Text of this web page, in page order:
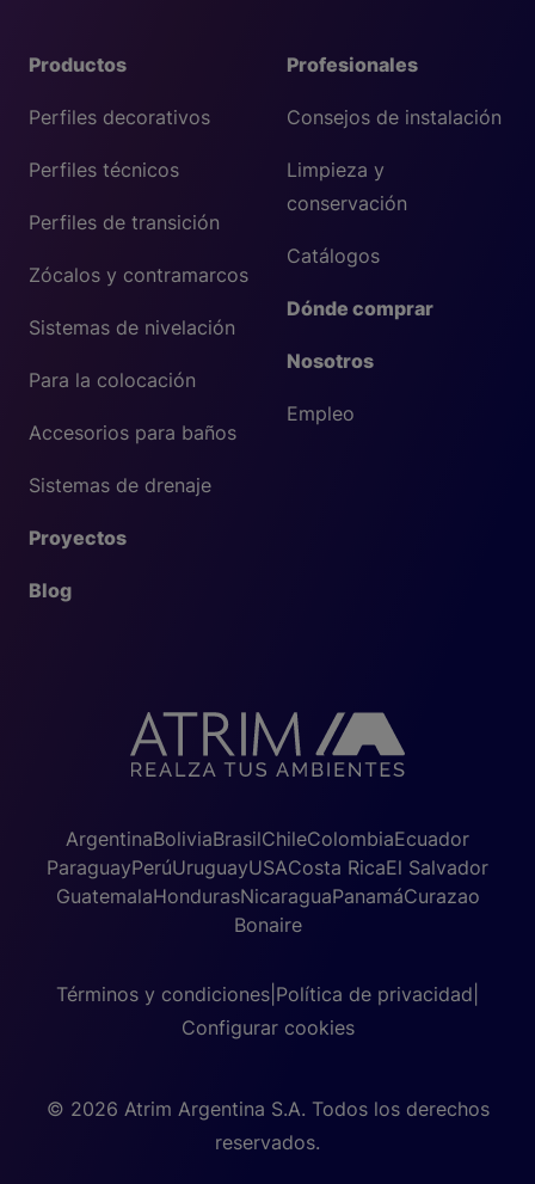
Profesionales
Consejos de instalación
Limpieza y
conservación
Catálogos
Dónde comprar
Nosotros
Empleo
Productos
Perfiles decorativos
Perfiles técnicos
Perfiles de transición
Zócalos y contramarcos
Sistemas de nivelación
Para la colocación
Accesorios para baños
Sistemas de drenaje
Proyectos
Blog
ArgentinaBoliviaBrasilChileColombiaEcuador
ParaguayPerúUruguayUSACosta RicaEl Salvador
GuatemalaHondurasNicaraguaPanamáCurazao
Bonaire
Términos y condiciones Política de privacidad
Configurar cookies
© 2026 Atrim Argentina S.A. Todos los derechos
reservados.